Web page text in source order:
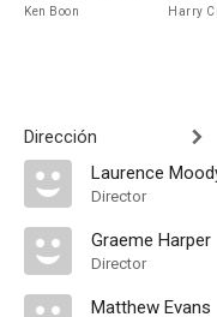
Ken Boon Harry
Dirección
Laurence
Director
Graeme Harper
Director
Matthew Evans